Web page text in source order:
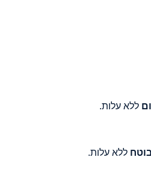
ללא עלות.
ללא עלות.